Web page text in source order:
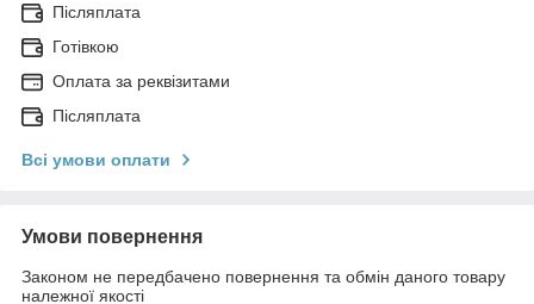
Післяплата
Готівкою
Оплата за реквізитами
Післяплата
Всі умови оплати
Умови повернення
Законом не передбачено повернення та обмін даного товару
належної якості